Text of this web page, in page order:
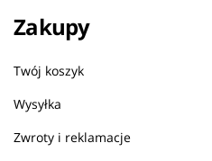
Zakupy
Twój koszyk
Wysyłka
Zwroty i reklamacje